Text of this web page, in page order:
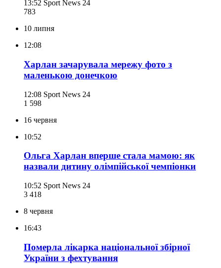
13:52 Sport News 24
783
10 липня
12:08
Харлан зачарувала мережу фото з
маленькою донечкою
12:08 Sport News 24
1 598
16 червня
10:52
Ольга Харлан вперше стала мамою: як
назвали дитину олімпійської чемпіонки
10:52 Sport News 24
3 418
8 червня
16:43
Померла лікарка національної збірної
України з фехтування